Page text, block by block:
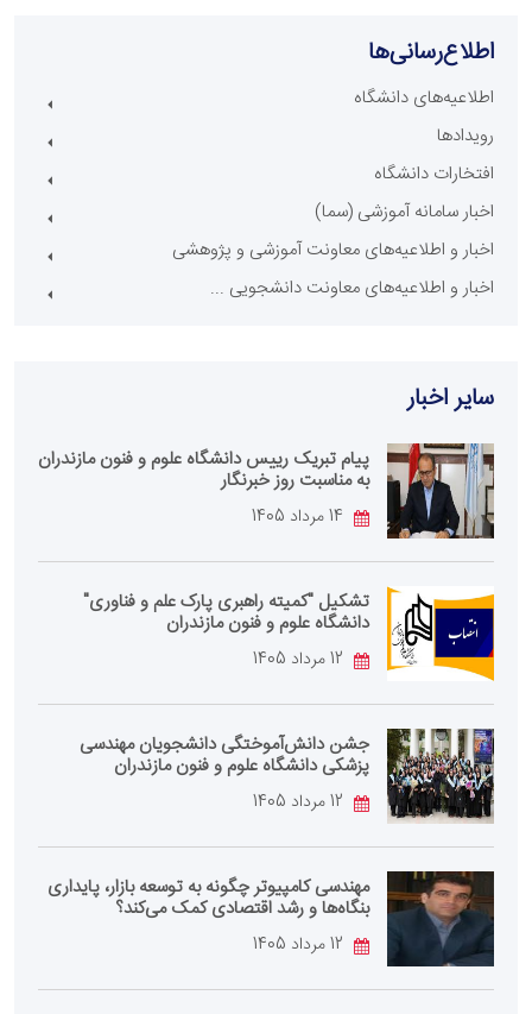
اطلاع‌رسانی‌ها
اطلاعیه‌های دانشگاه
رویدادها
افتخارات دانشگاه
اخبار سامانه آموزشی (سما)
اخبار و اطلاعیه‌های معاونت آموزشی و پژوهشی
اخبار و اطلاعیه‌های معاونت دانشجویی ...
سایر اخبار
پیام تبریک رییس دانشگاه علوم و فنون مازندران
به مناسبت روز خبرنگار
تشکیل "کمیته راهبری پارک علم و فناوری"
دانشگاه علوم و فنون مازندران
جشن دانش‌آموختگی دانشجویان مهندسی
پزشکی دانشگاه علوم و فنون مازندران
مهندسی کامپیوتر چگونه به توسعه بازار، پایداری
بنگاه‌ها و رشد اقتصادی کمک می‌کند؟